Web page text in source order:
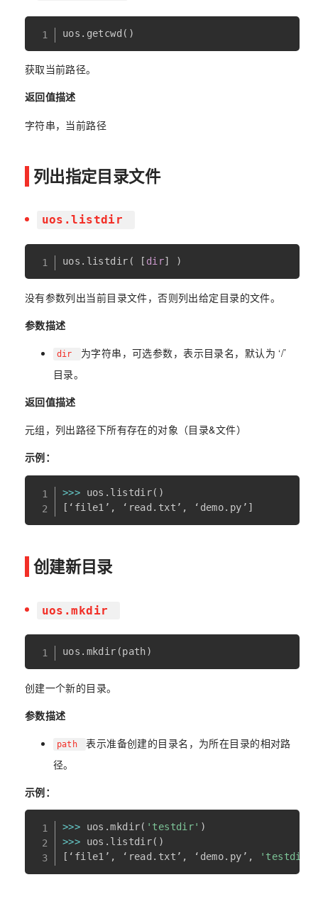
uos . getcwd ( )
获取当前路径。
返回值描述
字符串，当前路径
列出指定目录文件
uos.listdir
uos . listdir ( [ dir] )
没有参数列出当前目录文件，否则列出给定目录的文件。
参数描述
dir
为字符串，可选参数，表示目录名，默认为 ‘/’
目录。
返回值描述
元组，列出路径下所有存在的对象（目录&文件）
示例：
>>> uos . listdir( )
[ ‘file1’ , ‘read . txt’ , ‘demo. py’ ]
创建新目录
uos.mkdir
创建一个新的目录。
参数描述
path
表示准备创建的目录名，为所在目录的相对路
径。
示例：
>>> uos .mkdir( 'testdir' )
>>> uos . listdir( )
[ ‘file1’ , ‘read . txt’ , ‘demo. py’ , 'testdir'